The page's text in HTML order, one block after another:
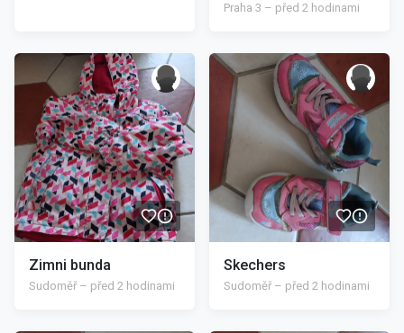
Praha 3 – před 2 hodinami
/>
Zimni bunda
Sudoměř – před 2 hodinami
/>
Skechers
Sudoměř – před 2 hodinami